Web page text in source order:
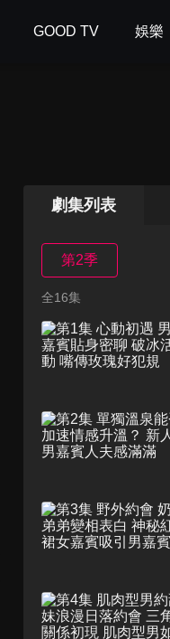
GOOD TV 娛樂
劇集列表
第2季
全16集